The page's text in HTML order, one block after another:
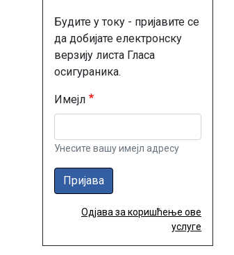
Будите у току - пријавите се
да добијате електронску
верзију листа Гласа
осигураника.
Имејл
Унесите вашу имејл адресу
Пријава
Одјава за коришћење ове
услуге